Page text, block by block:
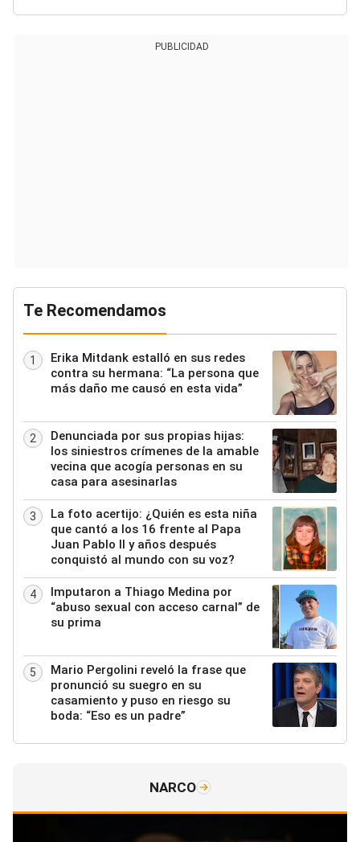
PUBLICIDAD
Te Recomendamos
1
Erika Mitdank estalló en sus redes
contra su hermana: “La persona que
más daño me causó en esta vida”
2
Denunciada por sus propias hijas:
los siniestros crímenes de la amable
vecina que acogía personas en su
casa para asesinarlas
3
La foto acertijo: ¿Quién es esta niña
que cantó a los 16 frente al Papa
Juan Pablo II y años después
conquistó al mundo con su voz?
4
Imputaron a Thiago Medina por
“abuso sexual con acceso carnal” de
su prima
5
Mario Pergolini reveló la frase que
pronunció su suegro en su
casamiento y puso en riesgo su
boda: “Eso es un padre”
NARCO